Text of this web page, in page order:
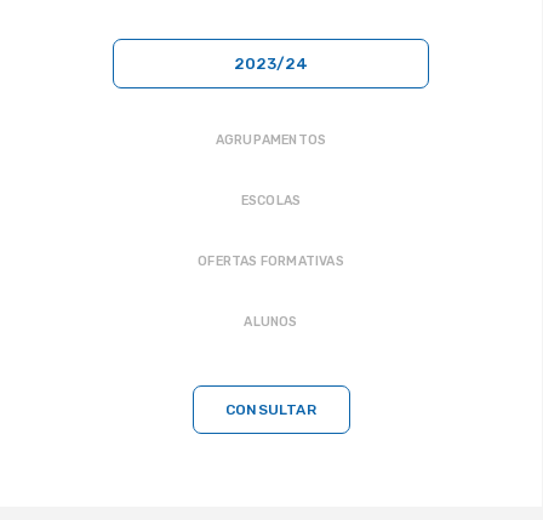
2023/24
AGRUPAMENTOS
ESCOLAS
OFERTAS FORMATIVAS
ALUNOS
CONSULTAR